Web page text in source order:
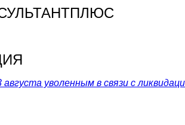
Я
августа уволенным в связи с